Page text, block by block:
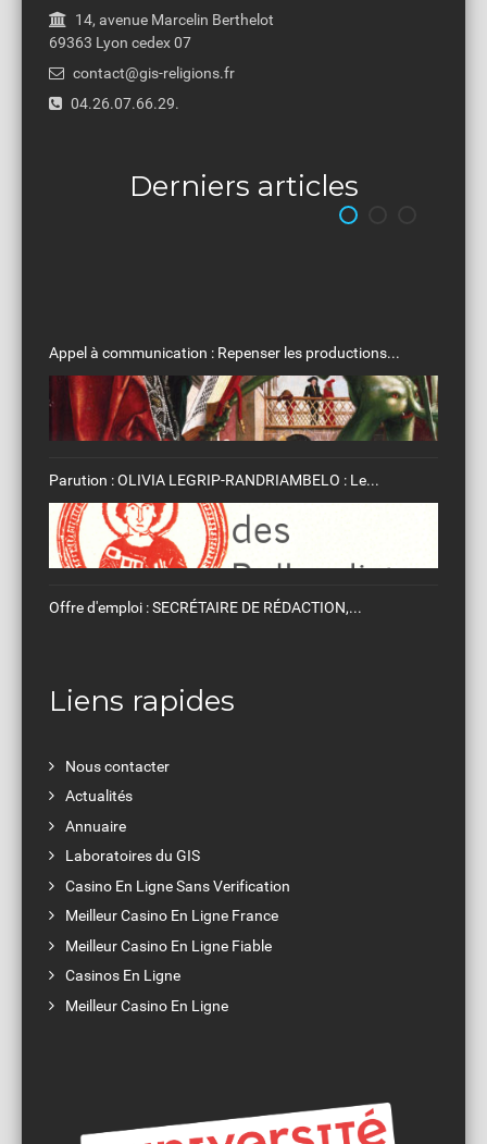
14, avenue Marcelin Berthelot
69363 Lyon cedex 07
contact@gis-religions.fr
04.26.07.66.29.
Derniers articles
Appel à communication : Repenser les productions...
Parution : OLIVIA LEGRIP-RANDRIAMBELO : Le...
Offre d'emploi : SECRÉTAIRE DE RÉDACTION,...
Liens rapides
Nous contacter
Actualités
Annuaire
Laboratoires du GIS
Casino En Ligne Sans Verification
Meilleur Casino En Ligne France
Meilleur Casino En Ligne Fiable
Casinos En Ligne
Meilleur Casino En Ligne